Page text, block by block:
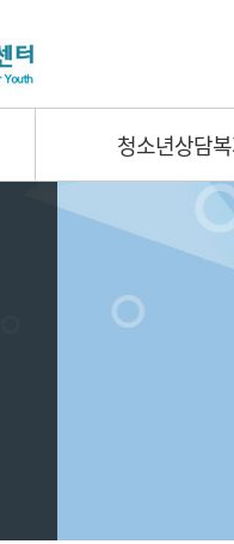
청소년상담